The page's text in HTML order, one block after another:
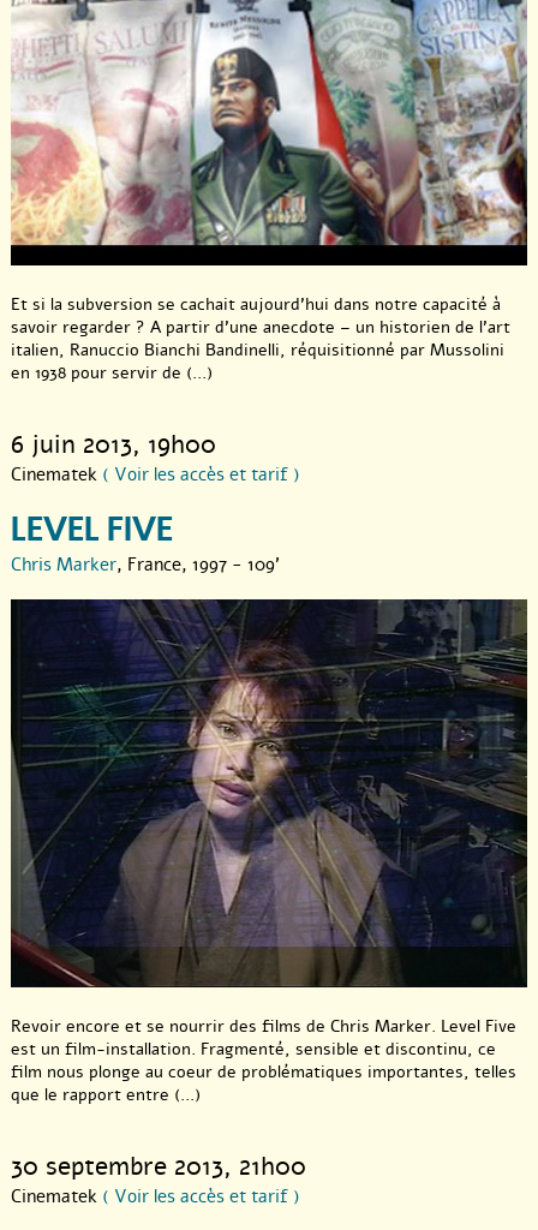
Et si la subversion se cachait aujourd’hui dans notre capacité à
savoir regarder ? A partir d’une anecdote – un historien de l’art
italien, Ranuccio Bianchi Bandinelli, réquisitionné par Mussolini
en 1938 pour servir de (...)
6 juin 2013, 19h00
Cinematek ( Voir les accès et tarif )
LEVEL FIVE
Chris Marker, France, 1997 - 109'
Revoir encore et se nourrir des films de Chris Marker. Level Five
est un film-installation. Fragmenté, sensible et discontinu, ce
film nous plonge au coeur de problématiques importantes, telles
que le rapport entre (...)
30 septembre 2013, 21h00
Cinematek ( Voir les accès et tarif )